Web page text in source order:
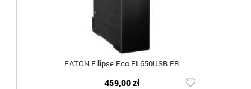
EATON Ellipse Eco EL650USB FR
459,00 zł